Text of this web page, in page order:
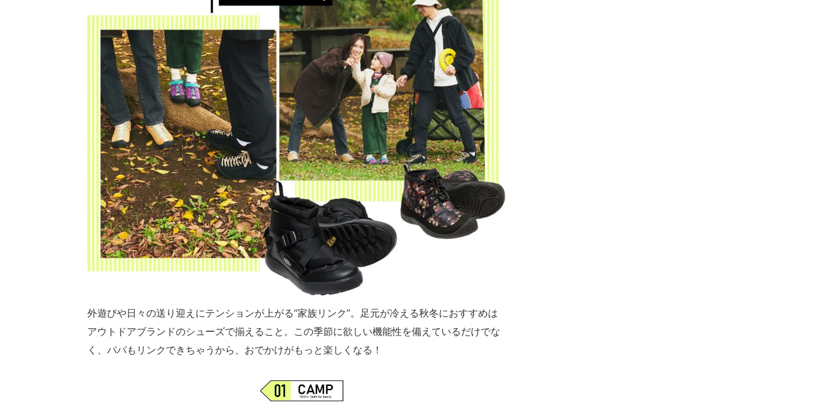
外遊びや日々の送り迎えにテンションが上がる“家族リンク”。足元が冷える秋冬におすすめは
アウトドアブランドのシューズで揃えること。この季節に欲しい機能性を備えているだけでな
く、パパもリンクできちゃうから、おでかけがもっと楽しくなる！